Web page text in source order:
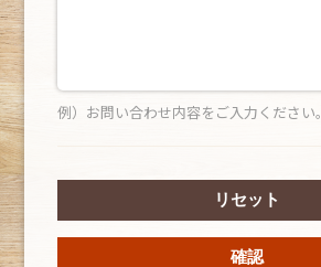
例）お問い合わせ内容をご入力ください。
リセット
確認